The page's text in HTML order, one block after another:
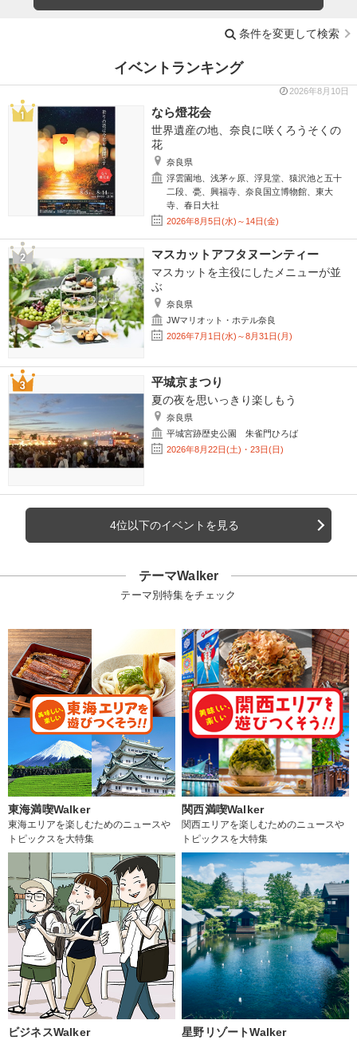
条件を変更して検索
イベントランキング
2026年8月10日
なら燈花会
世界遺産の地、奈良に咲くろうそくの
花
奈良県
浮雲園地、浅茅ヶ原、浮見堂、猿沢池と五十
二段、甍、興福寺、奈良国立博物館、東大
寺、春日大社
2026年8月5日(水)～14日(金)
マスカットアフタヌーンティー
マスカットを主役にしたメニューが並
ぶ
奈良県
JWマリオット・ホテル奈良
2026年7月1日(水)～8月31日(月)
平城京まつり
夏の夜を思いっきり楽しもう
奈良県
平城宮跡歴史公園 朱雀門ひろば
2026年8月22日(土)・23日(日)
4位以下のイベントを見る
テーマWalker
テーマ別特集をチェック
東海満喫Walker
東海エリアを楽しむためのニュースや
トピックスを大特集
関西満喫Walker
関西エリアを楽しむためのニュースや
トピックスを大特集
ビジネスWalker 星野リゾートWalker